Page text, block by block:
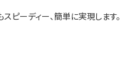
ピーディー、簡単に実現します。